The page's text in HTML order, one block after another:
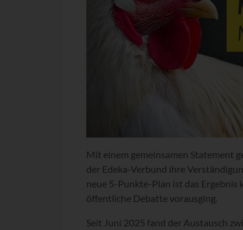
Mit einem gemeinsamen Statement
der Edeka-Verbund ihre
neue 5-Punkte-Plan ist das
öffentliche Debatte vorausging.
Seit Juni 2025 fand der Austausch